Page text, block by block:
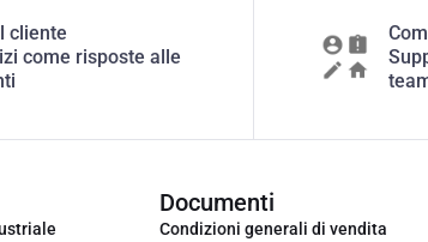
cliente
come risposte alle
Documenti
Condizioni generali di vendita